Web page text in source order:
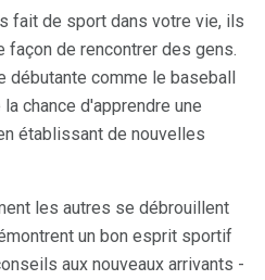
fait de sport dans votre vie, ils
façon de rencontrer des gens.
débutante comme le baseball
chance d'apprendre une
établissant de nouvelles
les autres se débrouillent
un bon esprit sportif
aux nouveaux arrivants -